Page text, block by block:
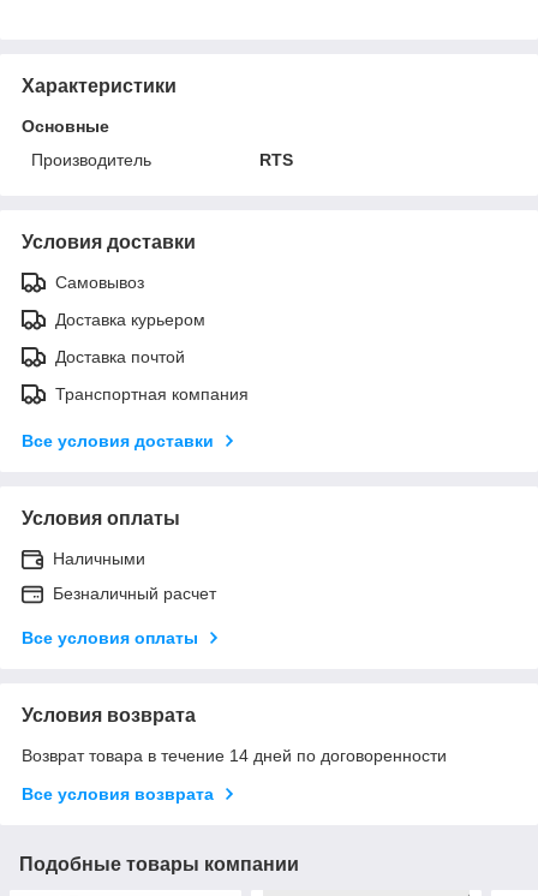
Характеристики
Основные
Производитель
RTS
Условия доставки
Самовывоз
Доставка курьером
Доставка почтой
Транспортная компания
Все условия доставки
Условия оплаты
Наличными
Безналичный расчет
Все условия оплаты
Условия возврата
Возврат товара в течение 14 дней по договоренности
Все условия возврата
Подобные товары компании